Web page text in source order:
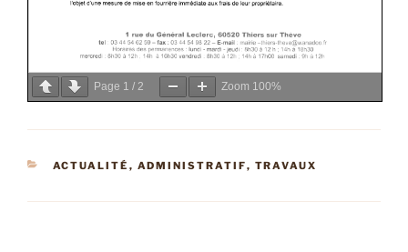
Page 1 / 2 Zoom 100%
CATÉGORIES
ACTUALITÉ , ADMINISTRATIF, TRAVAUX